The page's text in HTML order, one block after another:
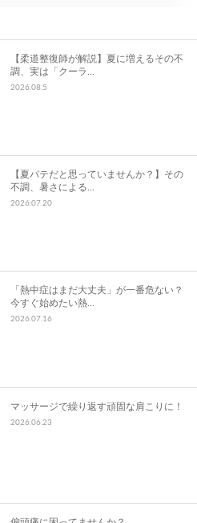
【柔道整復師が解説】夏に増えるその不
調、実は「クーラ…
2026.08.5
【夏バテだと思っていませんか？】その
不調、暑さによる…
2026.07.20
「熱中症はまだ大丈夫」が一番危ない？
今すぐ始めたい熱…
2026.07.16
マッサージで繰り返す頑固な肩こりに！
2026.06.23